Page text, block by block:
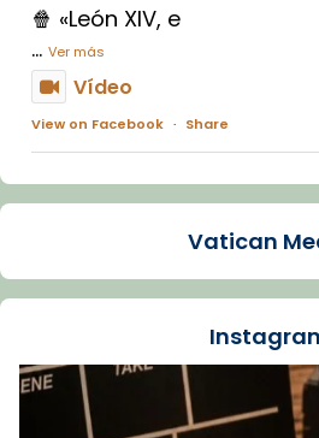
🍿 «León XIV, e
... Ver más
Vídeo
View on Facebook · Share
Arquebisbat de
La Carmina va patir
dos mesos, a l'Estadi
Recupera l'entrevista comp
tican News 👇
Vatican